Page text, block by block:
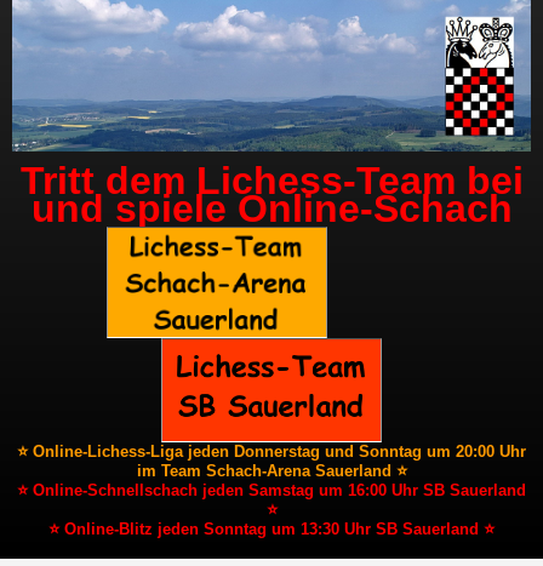
Tritt dem Lichess-Team bei
und spiele Online-Schach
⭐ Online-Lichess-Liga jeden Donnerstag und Sonntag um 20:00 Uhr
im Team Schach-Arena Sauerland ⭐
⭐ Online-Schnellschach jeden Samstag um 16:00 Uhr SB Sauerland
⭐
⭐ Online-Blitz jeden Sonntag um 13:30 Uhr SB Sauerland ⭐